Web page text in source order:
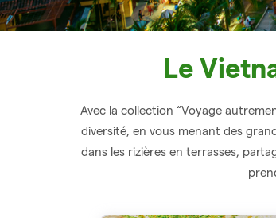
Le
Avec la collection “Voyage
diversité, en vous menant des
dans les rizières en terrasses,